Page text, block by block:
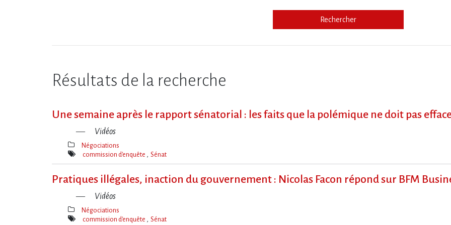
Rechercher
Résultats de la recherche
Une semaine après le rapport sénatorial : les faits que la polémique ne doit pas
Vidéos
Thèmes(s)
Négociations
Mot(s)-
commission d'enquête Sénat
Pratiques illégales, inaction du gouvernement : Nicolas Facon répond sur BFM
Vidéos
Thèmes(s)
Négociations
commission d'enquête Sénat